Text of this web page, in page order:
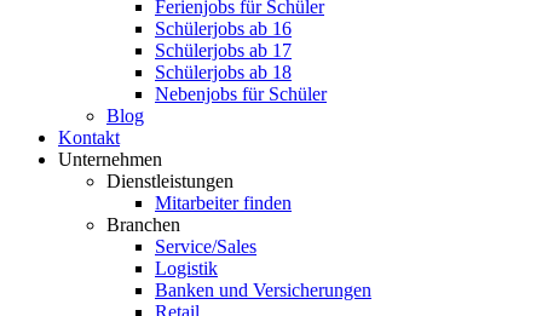
Ferienjobs für Schüler
Schülerjobs ab 16
Schülerjobs ab 17
Schülerjobs ab 18
Nebenjobs für Schüler
Blog
Kontakt
Unternehmen
Dienstleistungen
Mitarbeiter finden
Branchen
Service/Sales
Logistik
Banken und Versicherungen
Retail